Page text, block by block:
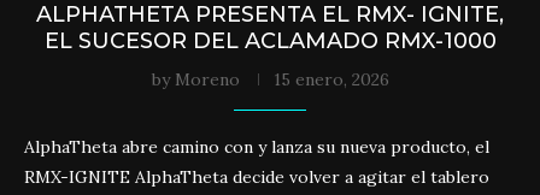
ALPHATHETA PRESENTA EL RMX- IGNITE,
EL SUCESOR DEL ACLAMADO RMX-1000
by Moreno 15 enero, 2026
AlphaTheta abre camino con y lanza su nueva producto, el
RMX-IGNITE AlphaTheta decide volver a agitar el tablero